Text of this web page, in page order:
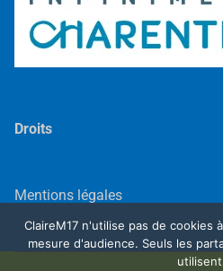
Droits
Mentions légales
ClaireM17 n'utilise pas de cookies
mesure d'audience. Seuls les